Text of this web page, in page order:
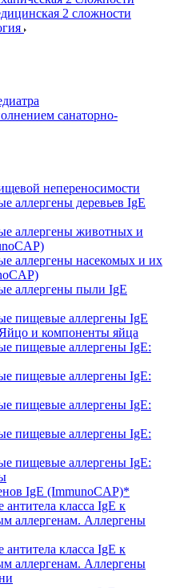
2 сложности
санаторно-
непереносимости
аллергены деревьев IgE
аллергены животных и
аллергены насекомых и их
аллергены пыли IgE
пищевые аллергены IgE
и компоненты яйца
пищевые аллергены IgE:
пищевые аллергены IgE:
пищевые аллергены IgE:
пищевые аллергены IgE:
пищевые аллергены IgE:
IgE (ImmunoCAP)*
класса IgE к
аллергенам. Аллергены
класса IgE к
аллергенам. Аллергены